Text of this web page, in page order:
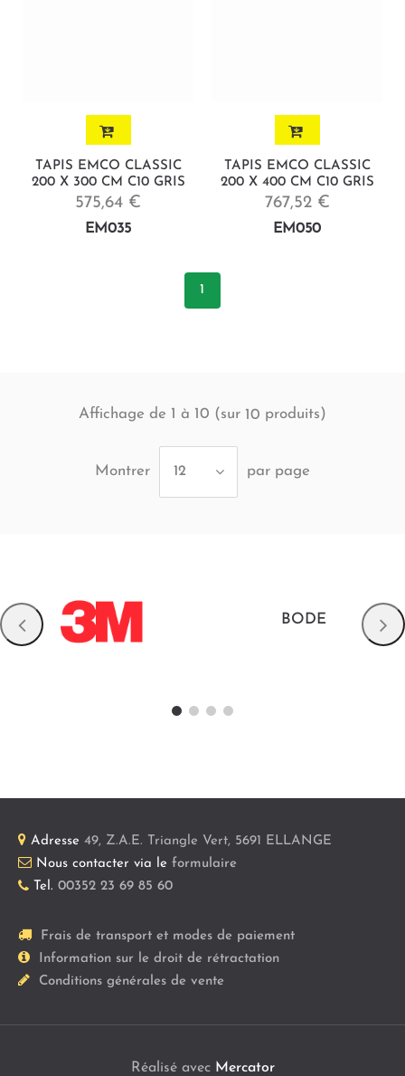
TAPIS EMCO CLASSIC
200 X 300 CM C10 GRIS
575,64 €
EM035
TAPIS EMCO CLASSIC
200 X 400 CM C10 GRIS
767,52 €
EM050
1
Affichage de 1 à 10 (sur 10 produits)
Montrer 12 par page
BODE
Adresse 49, Z.A.E. Triangle Vert, 5691
ELLANGE
Nous contacter via le formulaire
Tel. 00352 23 69 85 60
Frais de transport et modes de paiement
Information sur le droit de rétractation
Conditions générales de vente
Réalisé avec Mercator